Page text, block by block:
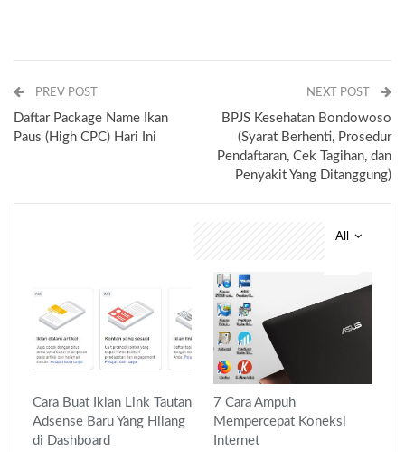
PREV POST
Daftar Package Name Ikan
Paus (High CPC) Hari Ini
NEXT POST
BPJS Kesehatan Bondowoso
(Syarat Berhenti, Prosedur
Pendaftaran, Cek Tagihan, dan
Penyakit Yang Ditanggung)
All
Cara Buat Iklan Link Tautan
Adsense Baru Yang Hilang
di Dashboard
7 Cara Ampuh
Mempercepat Koneksi
Internet